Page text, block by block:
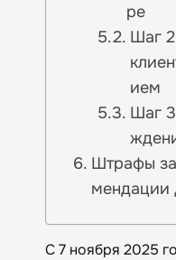
ре
Шаг
ием
Шаг
Штрафы
мендации
С 7 ноября 2025